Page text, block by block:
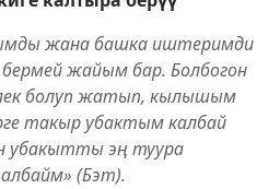
жана башка иштеримди
жайым бар. Болбогон
болуп жатып, кылышым
такыр убактым калбай
убакытты эң туура
(Бэт).